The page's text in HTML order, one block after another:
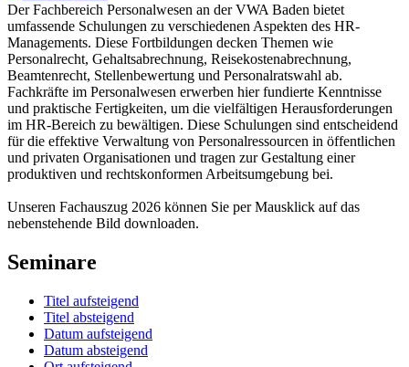
Der Fachbereich Personalwesen an der VWA Baden bietet
umfassende Schulungen zu verschiedenen Aspekten des HR-
Managements. Diese Fortbildungen decken Themen wie
Personalrecht, Gehaltsabrechnung, Reisekostenabrechnung,
Beamtenrecht, Stellenbewertung und Personalratswahl ab.
Fachkräfte im Personalwesen erwerben hier fundierte Kenntnisse
und praktische Fertigkeiten, um die vielfältigen Herausforderungen
im HR-Bereich zu bewältigen. Diese Schulungen sind entscheidend
für die effektive Verwaltung von Personalressourcen in öffentlichen
und privaten Organisationen und tragen zur Gestaltung einer
produktiven und rechtskonformen Arbeitsumgebung bei.
Unseren Fachauszug 2026 können Sie per Mausklick auf das
nebenstehende Bild downloaden.
Seminare
Titel aufsteigend
Titel absteigend
Datum aufsteigend
Datum absteigend